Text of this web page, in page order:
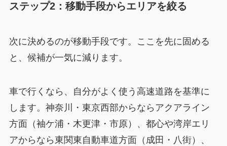
ステップ2：移動手段からエリアを絞る
次に決めるのが移動手段です。ここを先に固める
と、候補が一気に減ります。
車で行くなら、自分がよく使う高速道路を基準に
します。神奈川・東京西部からならアクアライン
方面（袖ケ浦・木更津・市原）、都心や湾岸エリ
アからなら東関東自動車道方面（成田・八街）、